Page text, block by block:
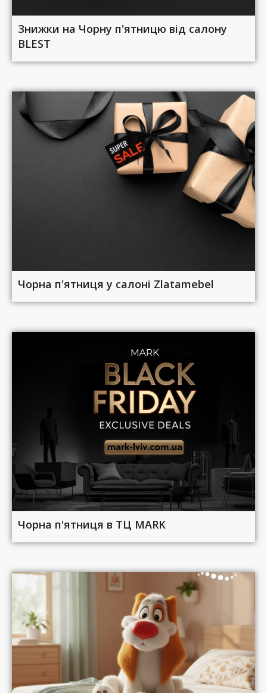
Знижки на Чорну п'ятницю від салону
BLEST
Чорна п'ятниця у салоні Zlatamebel
Чорна п'ятниця в ТЦ MARK